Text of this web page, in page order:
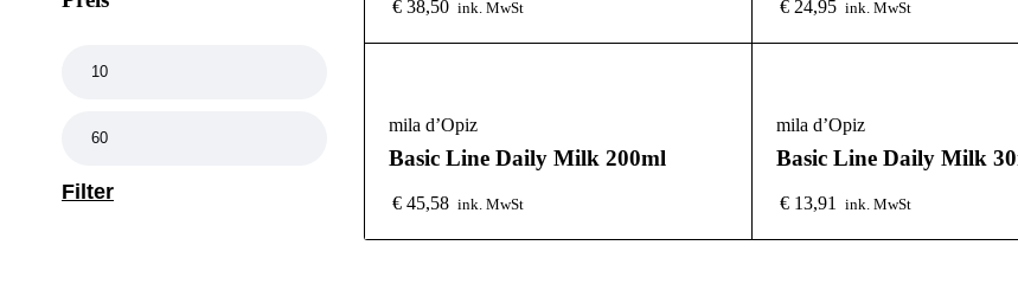
Filter
€ 38,50 ink. MwSt € 24,95 ink. MwSt
mila d’Opiz
Basic Line Daily Milk 200ml
€ 45,58 ink. MwSt
mila d’Opiz
Basic Line Daily Milk
€ 13,91 ink. MwSt